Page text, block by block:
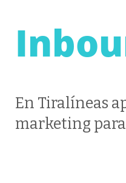
En Tiralíneas
marketing